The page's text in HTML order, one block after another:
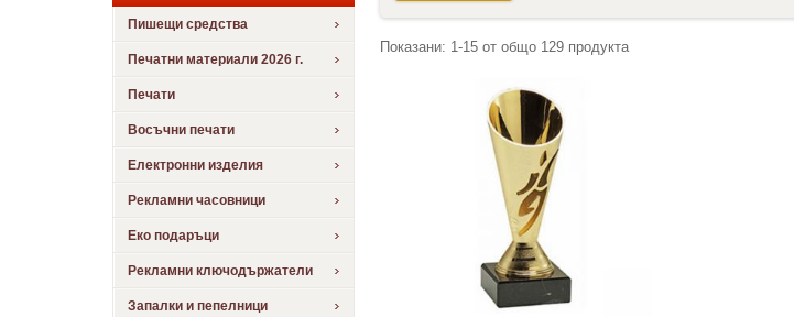
Пишещи средства
Печатни материали 2026 г.
Печати
Восъчни печати
Електронни изделия
Рекламни часовници
Еко подаръци
Рекламни ключодържатели
Запалки и пепелници
Показани: 1-15от общо 129продукта